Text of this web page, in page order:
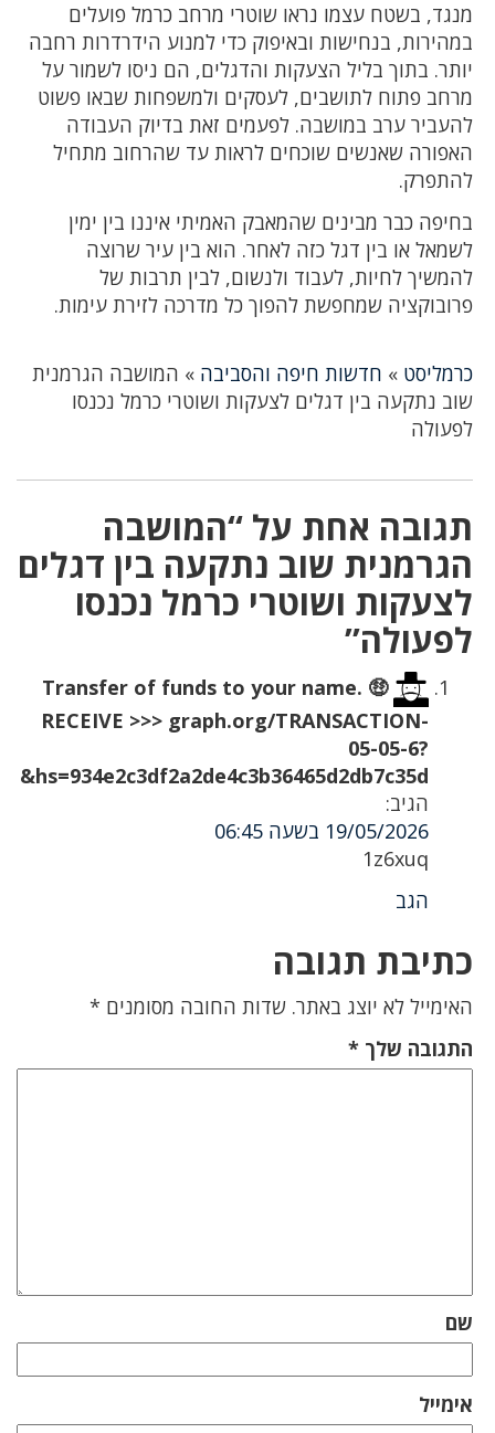
מנגד, בשטח עצמו נראו שוטרי מרחב כרמל פועלים
במהירות, בנחישות ובאיפוק כדי למנוע הידרדרות רחבה
יותר. בתוך בליל הצעקות והדגלים, הם ניסו לשמור על
מרחב פתוח לתושבים, לעסקים ולמשפחות שבאו פשוט
להעביר ערב במושבה. לפעמים זאת בדיוק העבודה
האפורה שאנשים שוכחים לראות עד שהרחוב מתחיל
להתפרק.
בחיפה כבר מבינים שהמאבק האמיתי איננו בין ימין
לשמאל או בין דגל כזה לאחר. הוא בין עיר שרוצה
להמשיך לחיות, לעבוד ולנשום, לבין תרבות של
פרובוקציה שמחפשת להפוך כל מדרכה לזירת עימות.
כרמליסט » חדשות חיפה והסביבה » המושבה הגרמנית
שוב נתקעה בין דגלים לצעקות ושוטרי כרמל נכנסו
לפעולה
תגובה אחת על “המושבה
הגרמנית שוב נתקעה בין דגלים
לצעקות ושוטרי כרמל נכנסו
לפעולה”
🤑 Transfer of funds to your name.
RECEIVE >>> graph.org/TRANSACTION-
05-05-6?
hs=934e2c3df2a2de4c3b36465d2db7c35d&
הגיב:
19/05/2026 בשעה 06:45
1z6xuq
הגב
כתיבת תגובה
האימייל לא יוצג באתר. שדות החובה מסומנים *
התגובה שלך *
שם
אימייל